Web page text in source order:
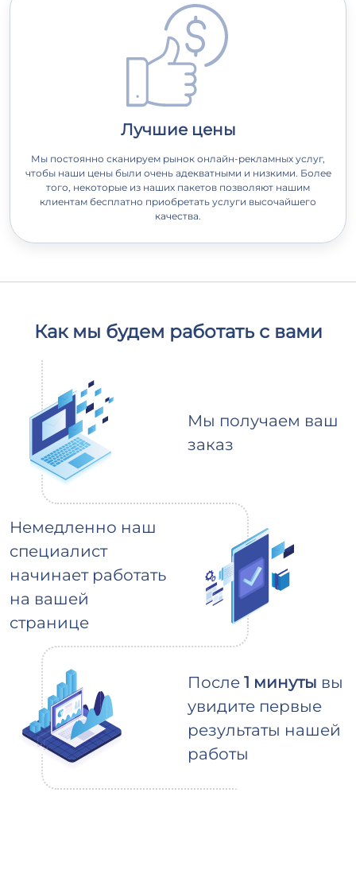
Лучшие цены
Мы постоянно сканируем рынок онлайн-рекламных услуг,
чтобы наши цены были очень адекватными и низкими. Более
того, некоторые из наших пакетов позволяют нашим
клиентам бесплатно приобретать услуги высочайшего
качества.
Как мы будем работать с вами
Мы получаем ваш
заказ
Немедленно наш
специалист
начинает работать
на вашей
странице
После 1 минуты вы
увидите первые
результаты нашей
работы